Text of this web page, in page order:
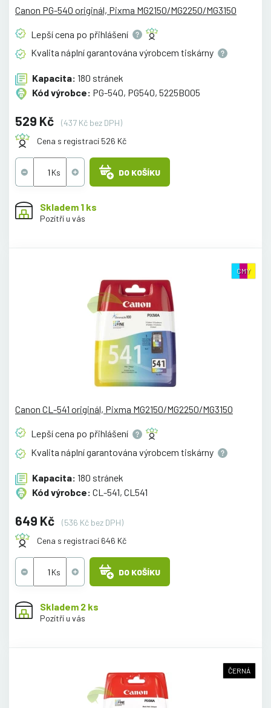
Canon PG-540 originál, Pixma MG2150/MG2250/MG3150
Lepší cena po přihlášení
Kvalita náplní garantována výrobcem tiskárny
Kapacita: 180 stránek
Kód výrobce: PG-540, PG540, 5225B005
529 Kč
(437 Kč bez DPH)
Cena s registrací 526 Kč
DO KOŠÍKU
Skladem 1 ks
Pozítří u vás
CMY
Canon CL-541 originál, Pixma MG2150/MG2250/MG3150
Lepší cena po přihlášení
Kvalita náplní garantována výrobcem tiskárny
Kapacita: 180 stránek
Kód výrobce: CL-541, CL541
649 Kč
(536 Kč bez DPH)
Cena s registrací 646 Kč
DO KOŠÍKU
Skladem 2 ks
Pozítří u vás
ČERNÁ